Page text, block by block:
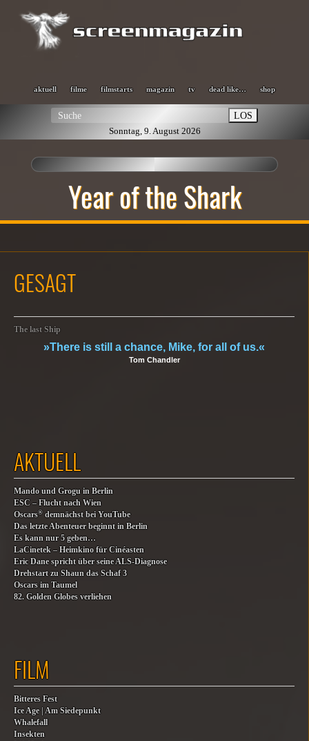
aktuell filme filmstarts magazin tv dead like… shop
LOS
Sonntag, 9. August 2026
Year of the Shark
GESAGT
The last Ship
»There is still a chance, Mike, for all of us.«
Tom Chandler
AKTUELL
Mando und Grogu in Berlin
ESC – Flucht nach Wien
Oscars® demnächst bei YouTube
Das letzte Abenteuer beginnt in Berlin
Es kann nur 5 geben…
LaCinetek – Heimkino für Cinéasten
Eric Dane spricht über seine ALS-Diagnose
Drehstart zu Shaun das Schaf 3
Oscars im Taumel
82. Golden Globes verliehen
FILM
Bitteres Fest
Ice Age | Am Siedepunkt
Whalefall
Insekten